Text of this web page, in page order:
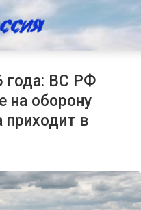
года: ВС РФ
на оборону
в